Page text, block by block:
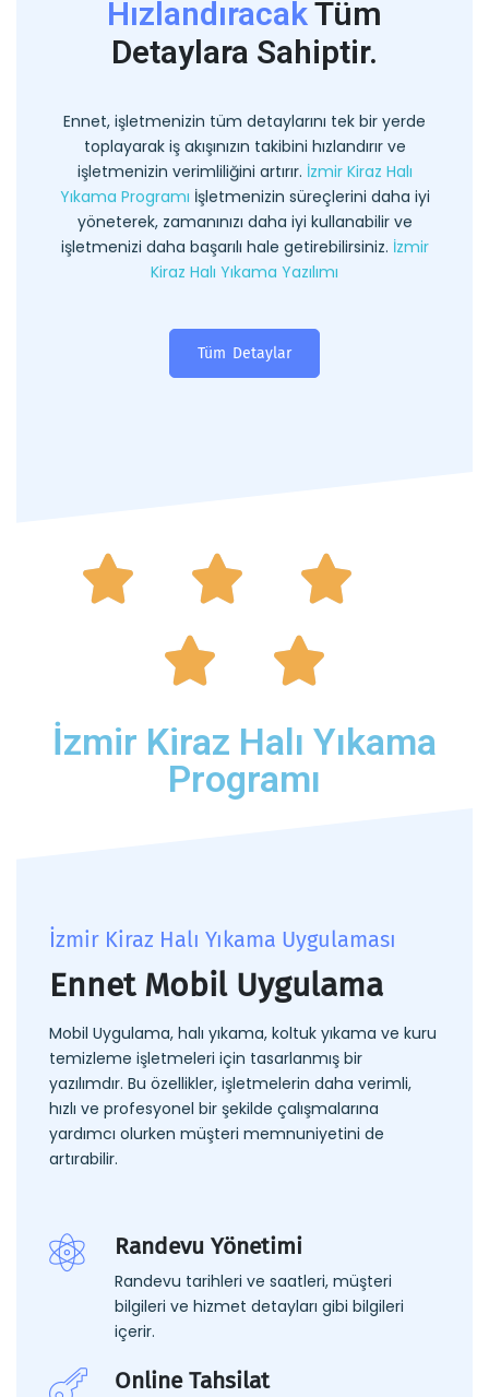
HızlandıracakTüm
Detaylara Sahiptir.
Ennet, işletmenizin tüm detaylarını tek bir yerde
toplayarak iş akışınızın takibini hızlandırır ve
işletmenizin verimliliğini artırır. İzmir Kiraz Halı
Yıkama Programı İşletmenizin süreçlerini daha iyi
yöneterek, zamanınızı daha iyi kullanabilir ve
işletmenizi daha başarılı hale getirebilirsiniz. İzmir
Kiraz Halı Yıkama Yazılımı
Tüm Detaylar
 



İzmir Kiraz Halı Yıkama
Programı
İzmir Kiraz Halı Yıkama Uygulaması
Ennet Mobil Uygulama
Mobil Uygulama, halı yıkama, koltuk yıkama ve kuru
temizleme işletmeleri için tasarlanmış bir
yazılımdır. Bu özellikler, işletmelerin daha verimli,
hızlı ve profesyonel bir şekilde çalışmalarına
yardımcı olurken müşteri memnuniyetini de
artırabilir.
Randevu Yönetimi
Randevu tarihleri ve saatleri, müşteri
bilgileri ve hizmet detayları gibi bilgileri
içerir.
Online Tahsilat